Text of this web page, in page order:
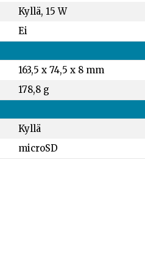
Kyllä, 15 W
Ei
163,5 x 74,5 x 8 mm
178,8 g
Kyllä
microSD